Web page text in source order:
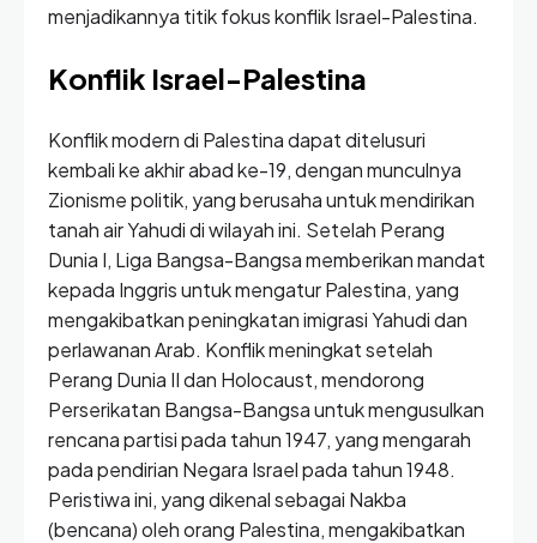
menjadikannya titik fokus konflik Israel-Palestina.
Konflik Israel-Palestina
Konflik modern di Palestina dapat ditelusuri
kembali ke akhir abad ke-19, dengan munculnya
Zionisme politik, yang berusaha untuk mendirikan
tanah air Yahudi di wilayah ini. Setelah Perang
Dunia I, Liga Bangsa-Bangsa memberikan mandat
kepada Inggris untuk mengatur Palestina, yang
mengakibatkan peningkatan imigrasi Yahudi dan
perlawanan Arab. Konflik meningkat setelah
Perang Dunia II dan Holocaust, mendorong
Perserikatan Bangsa-Bangsa untuk mengusulkan
rencana partisi pada tahun 1947, yang mengarah
pada pendirian Negara Israel pada tahun 1948.
Peristiwa ini, yang dikenal sebagai Nakba
(bencana) oleh orang Palestina, mengakibatkan